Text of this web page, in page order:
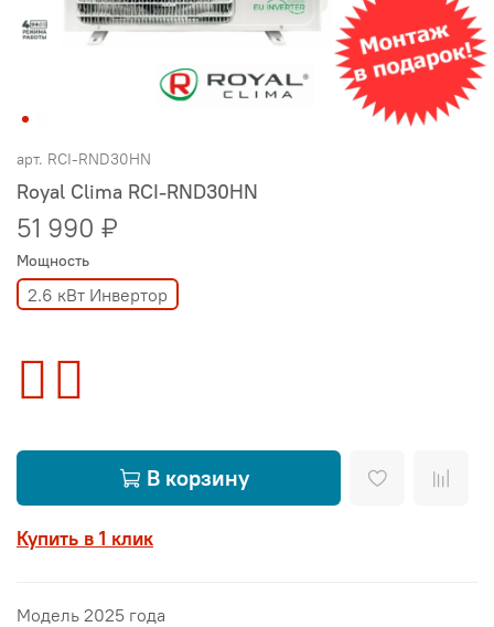
арт. RCI-RND30HN
Royal Clima RCI-RND30HN
51 990 ₽
Мощность
2.6 кВт Инвертор
В корзину
Купить в 1 клик
Модель 2025 года